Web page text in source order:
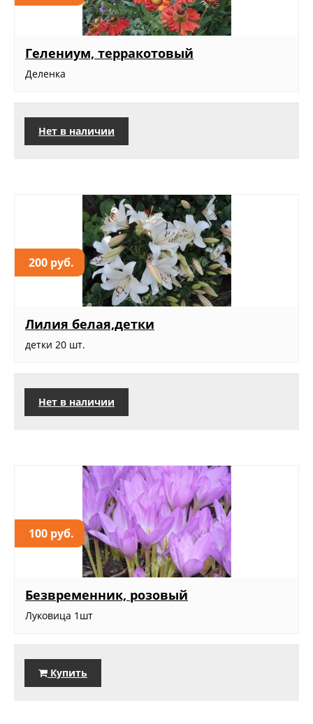
Гелениум, терракотовый
Деленка
Нет в наличии
200 руб.
Лилия белая,детки
детки 20 шт.
Нет в наличии
100 руб.
Безвременник, розовый
Луковица 1шт
Купить